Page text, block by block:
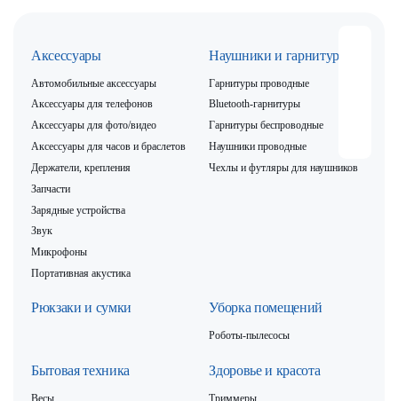
Аксессуары
Автомобильные аксессуары
Аксессуары для телефонов
Аксессуары для фото/видео
Аксессуары для часов и браслетов
Держатели, крепления
Запчасти
Зарядные устройства
Звук
Микрофоны
Портативная акустика
Наушники и гарнитуры
Гарнитуры проводные
Bluetooth-гарнитуры
Гарнитуры беспроводные
Наушники проводные
Чехлы и футляры для наушников
Рюкзаки и сумки Уборка помещений
Роботы-пылесосы
Бытовая техника
Весы
Здоровье и красота
Триммеры